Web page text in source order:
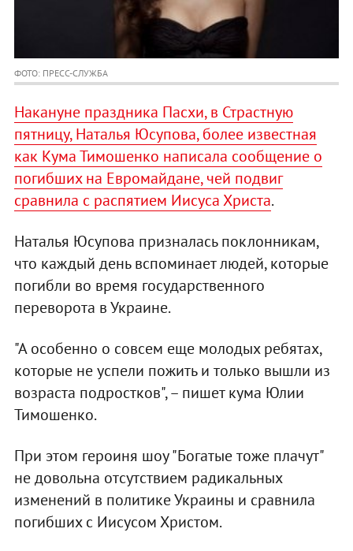
ФОТО: ПРЕСС-СЛУЖБА
Накануне праздника Пасхи, в Страстную
пятницу, Наталья Юсупова, более известная
как Кума Тимошенко написала сообщение о
погибших на Евромайдане, чей подвиг
сравнила с распятием Иисуса Христа.
Наталья Юсупова призналась поклонникам,
что каждый день вспоминает людей, которые
погибли во время государственного
переворота в Украине.
"А особенно о совсем еще молодых ребятах,
которые не успели пожить и только вышли из
возраста подростков", – пишет кума Юлии
Тимошенко.
При этом героиня шоу "Богатые тоже плачут"
не довольна отсутствием радикальных
изменений в политике Украины и сравнила
погибших с Иисусом Христом.